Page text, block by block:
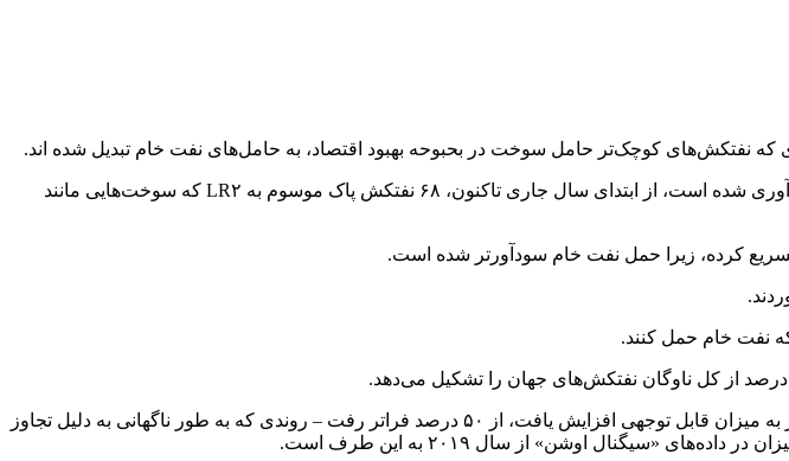
که نفتکش‌های کوچک‌تر حامل سوخت در بحبوحه بهبود اقتصاد، به حامل‌های نفت خام تبدیل شده اند.
به گزارش اقتصاد پرس؛ بر اساس داده‌های پلتفرم ردیابی کشتی «سیگنال اوشن» که توسط بلومبرگ گردآوری شده است، از ابتدای سال جاری تاکنون، ۶۸ نفتکش پاک موسوم به LR۲ که سوخت‌هایی مانند
کرده، زیرا حمل نفت خام سودآورتر شده است.
سهم نفتکش‌های کثیف در دسامبر سال گذشته که اوپک عرضه را افزایش داد و نفت خام در مخازن شناور به میزان قابل توجهی افزایش یافت، از ۵۰ درصد فراتر رفت – روندی که به طور ناگهانی به دلیل تجاوز